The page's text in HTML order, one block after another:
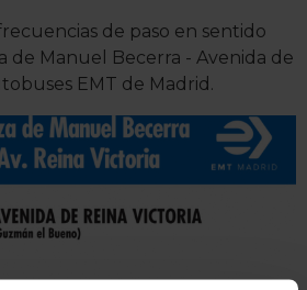
de paso en sentido
de Manuel Becerra - Avenida de
EMT de Madrid.